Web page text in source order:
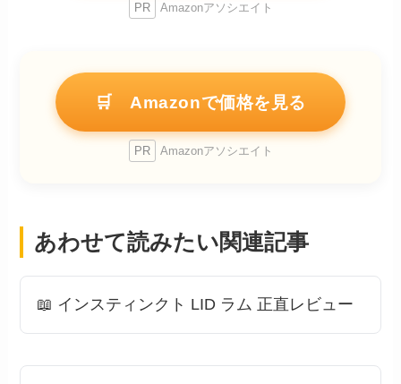
PR Amazonアソシエイト
🛒 Amazonで価格を見る
PR Amazonアソシエイト
あわせて読みたい関連記事
📖 インスティンクト LID ラム 正直レビュー